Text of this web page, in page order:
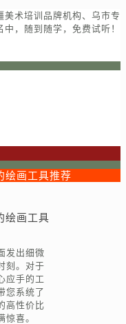
术培训品牌机构、乌市专
，随到随学，免费试听！
绘画工具推荐
绘画工具
发出细微
刻。对于
应手的工
您系统了
高性价比
喜。